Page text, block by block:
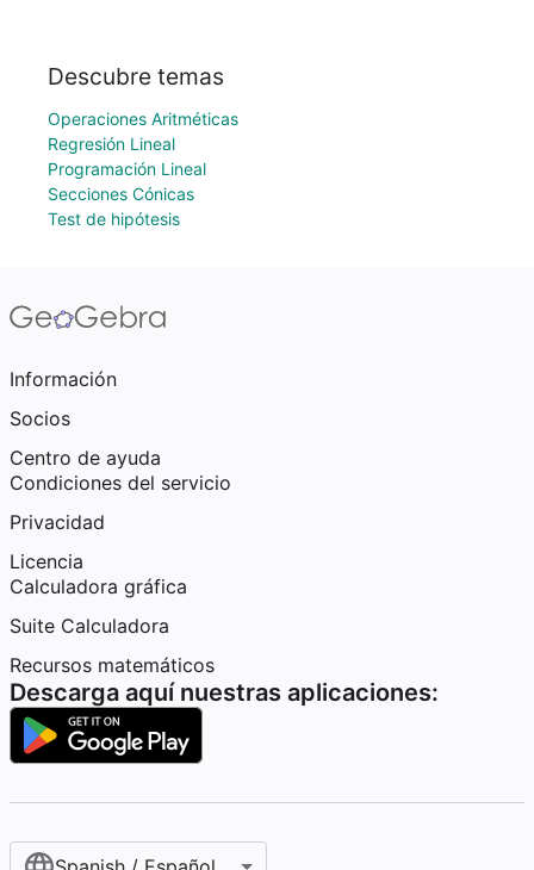
Descubre temas
Operaciones Aritméticas
Regresión Lineal
Programación Lineal
Secciones Cónicas
Test de hipótesis
Información
Socios
Centro de ayuda
Condiciones del servicio
Privacidad
Licencia
Calculadora gráfica
Suite Calculadora
Recursos matemáticos
Descarga aquí nuestras aplicaciones: